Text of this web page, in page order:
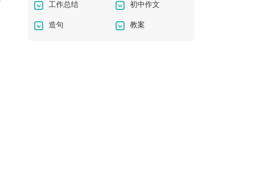
工作总结 初中作文
造句 教案